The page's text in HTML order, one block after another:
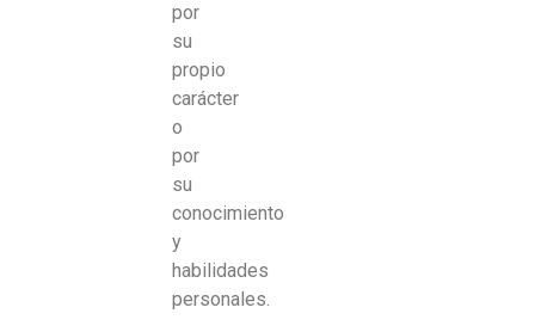
por
su
propio
carácter
o
por
su
conocimiento
y
habilidades
personales.